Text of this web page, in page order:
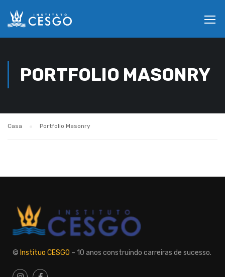
PORTFOLIO MASONRY
Casa Portfolio Masonry
© Instituo CESGO – 10 anos construindo carreiras de sucesso.